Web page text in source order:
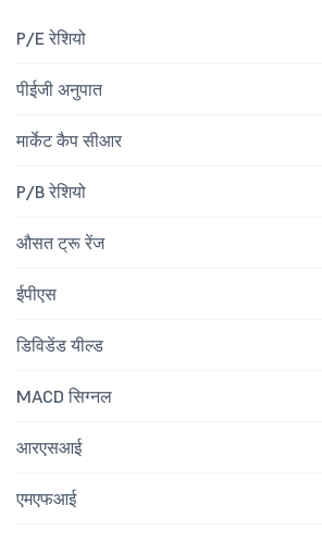
P/E रेशियो
पीईजी अनुपात
मार्केट कैप सीआर
P/B रेशियो
औसत ट्रू रेंज
ईपीएस
डिविडेंड यील्ड
MACD सिग्नल
आरएसआई
एमएफआई